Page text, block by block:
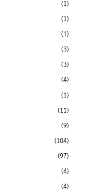
(1)
(1)
(1)
(3)
(3)
(4)
(1)
(11)
(9)
(104)
(97)
(4)
(4)